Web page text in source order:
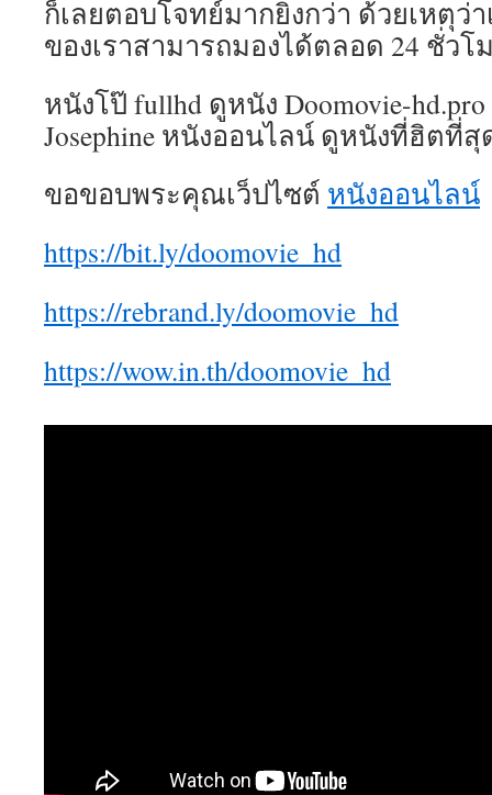
ก็เลยตอบโจทย์มากยิ่งกว่า ด้วยเหตุว่
ของเราสามารถมองได้ตลอด 24 ชั่ว
หนังโป๊ fullhd ดูหนัง Doomovie-
Josephine หนังออนไลน์ ดูหนังที่ฮิตที่สุ
ขอขอบพระคุณเว็ปไซต์ หนังออนไลน์
https://bit.ly/doomovie_hd
https://rebrand.ly/doomovie_hd
https://wow.in.th/doomovie_hd